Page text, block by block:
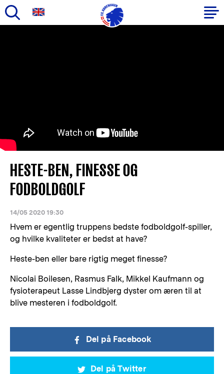
HESTE-BEN, FINESSE OG
FODBOLDGOLF
14/05 2020 19:30
Hvem er egentlig truppens bedste fodboldgolf-spiller,
og hvilke kvaliteter er bedst at have?
Heste-ben eller bare rigtig meget finesse?
Nicolai Boilesen, Rasmus Falk, Mikkel Kaufmann og
fysioterapeut Lasse Lindbjerg dyster om æren til at
blive mesteren i fodboldgolf.
Del på Facebook
Del på Twitter